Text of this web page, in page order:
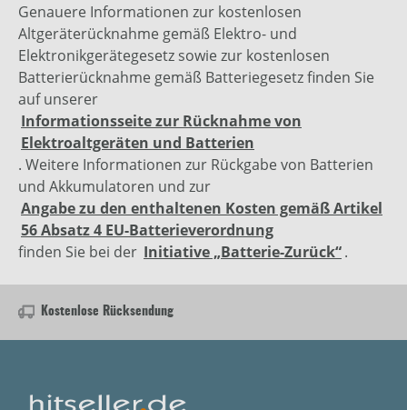
Genauere Informationen zur kostenlosen
Altgeräterücknahme gemäß Elektro- und
Elektronikgerätegesetz sowie zur kostenlosen
Batterierücknahme gemäß Batteriegesetz finden Sie
auf unserer
Informationsseite zur Rücknahme von
Elektroaltgeräten und Batterien
. Weitere Informationen zur Rückgabe von Batterien
und Akkumulatoren und zur
Angabe zu den enthaltenen Kosten gemäß Artikel
56 Absatz 4 EU-Batterieverordnung
finden Sie bei der Initiative „Batterie-Zurück“.
Kostenlose Rücksendung